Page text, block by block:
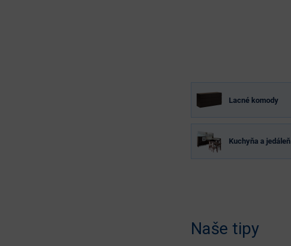
Lacné komody
Kuchyňa a jedáleň
Naše tipy